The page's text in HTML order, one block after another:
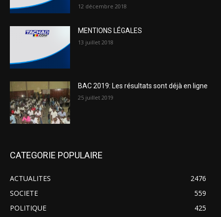
12 décembre 2018
MENTIONS LÉGALES
13 juillet 2018
BAC 2019: Les résultats sont déjà en ligne
25 juillet 2019
CATEGORIE POPULAIRE
ACTUALITES
2476
SOCIETE
559
POLITIQUE
425